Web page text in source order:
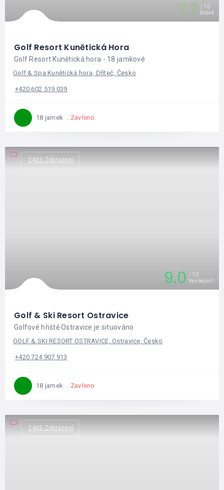
7.7 10
Dobré
Golf Resort Kunětická Hora
Golf Resort Kunětická hora - 18 jamkové
Golf & Spa Kunětická hora, Dříteč, Česko
+420 602 519 039
18 jamek Zavřeno
2423 Zobrazení
9.0 10
Vynikající!
Golf & Ski Resort Ostravice
Golfové hřiště Ostravice je situováno
GOLF & SKI RESORT OSTRAVICE, Ostravice, Česko
+420 724 907 913
18 jamek Zavřeno
2405 Zobrazení